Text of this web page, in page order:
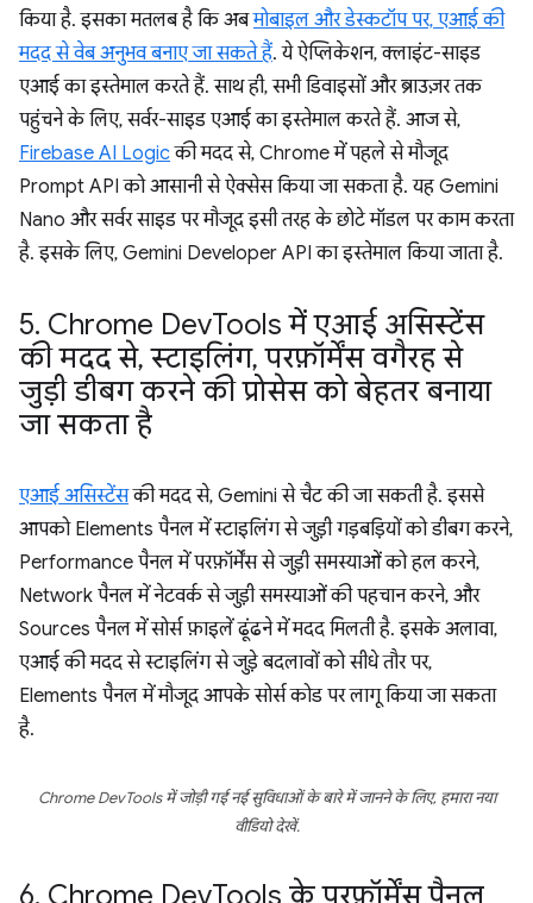
किया है. इसका मतलब है कि अबमोबाइल और डेस्कटॉप पर, एआई की
मदद से वेब अनुभव बनाए जा सकते हैं. ये ऐप्लिकेशन, क्लाइंट-साइड
एआई का इस्तेमाल करते हैं. साथ ही, सभी डिवाइसों और ब्राउज़र तक
पहुंचने के लिए, सर्वर-साइड एआई का इस्तेमाल करते हैं. आज से,
Firebase AI Logicकी मदद से, Chrome में पहले से मौजूद
Prompt API को आसानी से ऐक्सेस किया जा सकता है. यह Gemini
Nano और सर्वर साइड पर मौजूद इसी तरह के छोटे मॉडल पर काम करता
है. इसके लिए, Gemini Developer API का इस्तेमाल किया जाता है.
5. Chrome DevTools में एआई असिस्टेंस
की मदद से, स्टाइलिंग, परफ़ॉर्मेंस वगैरह से
जुड़ी डीबग करने की प्रोसेस को बेहतर बनाया
जा सकता है
एआई असिस्टेंसकी मदद से, Gemini से चैट की जा सकती है. इससे
आपको Elements पैनल में स्टाइलिंग से जुड़ी गड़बड़ियों को डीबग करने,
Performance पैनल में परफ़ॉर्मेंस से जुड़ी समस्याओं को हल करने,
Network पैनल में नेटवर्क से जुड़ी समस्याओं की पहचान करने, और
Sources पैनल में सोर्स फ़ाइलें ढूंढने में मदद मिलती है. इसके अलावा,
एआई की मदद से स्टाइलिंग से जुड़े बदलावों को सीधे तौर पर,
Elements पैनल में मौजूद आपके सोर्स कोड पर लागू किया जा सकता
है.
Chrome DevTools में जोड़ी गई नई सुविधाओं के बारे में जानने के लिए, हमारा नया
वीडियो देखें.
6. Chrome DevTools के परफ़ॉर्मेंस पैनल